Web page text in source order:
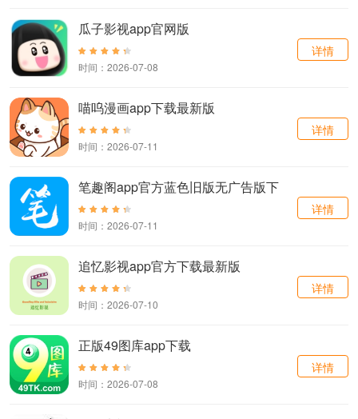
瓜子影视app官网版
时间：2026-07-08
详情
喵呜漫画app下载最新版
时间：2026-07-11
详情
笔趣阁app官方蓝色旧版无广告版下
载
时间：2026-07-11
详情
追忆影视app官方下载最新版
时间：2026-07-10
详情
正版49图库app下载
时间：2026-07-08
详情